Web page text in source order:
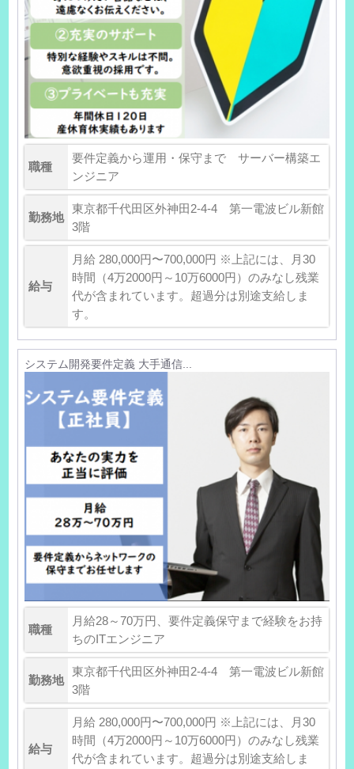
職種
要件定義から運用・保守まで サーバー構築エ
ンジニア
勤務地
東京都千代田区外神田2-4-4 第一電波ビル新館
3階
給与
月給 280,000円〜700,000円 ※上記には、月30
時間（4万2000円～10万6000円）のみなし残業
代が含まれています。超過分は別途支給しま
す。
システム開発要件定義 大手通信...
職種
月給28～70万円、要件定義保守まで経験をお持
ちのITエンジニア
勤務地
東京都千代田区外神田2-4-4 第一電波ビル新館
3階
給与
月給 280,000円〜700,000円 ※上記には、月30
時間（4万2000円～10万6000円）のみなし残業
代が含まれています。超過分は別途支給しま